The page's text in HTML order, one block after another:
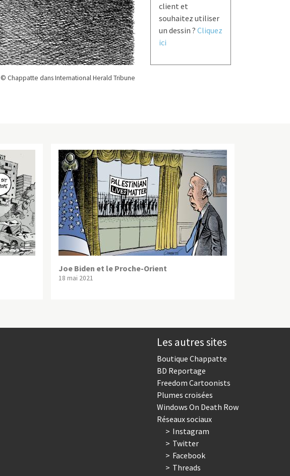
© Chappatte dans International Herald Tribune
client et
souhaitez utiliser
un dessin ? Cliquez
ici
Joe Biden et le Proche-Orient
18 mai 2021
Les autres sites
Boutique Chappatte
BD Reportage
Freedom Cartoonists
Plumes croisées
Windows On Death Row
Réseaux sociaux
Instagram
Twitter
Facebook
Threads